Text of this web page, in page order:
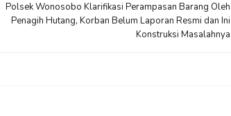
Polsek Wonosobo Klarifikasi Perampasan Barang Oleh
Penagih Hutang, Korban Belum Laporan Resmi dan Ini
Konstruksi Masalahnya